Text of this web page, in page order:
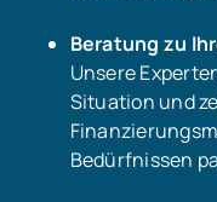
Beratung zu
Unsere
Situation und
Bedürfnissen